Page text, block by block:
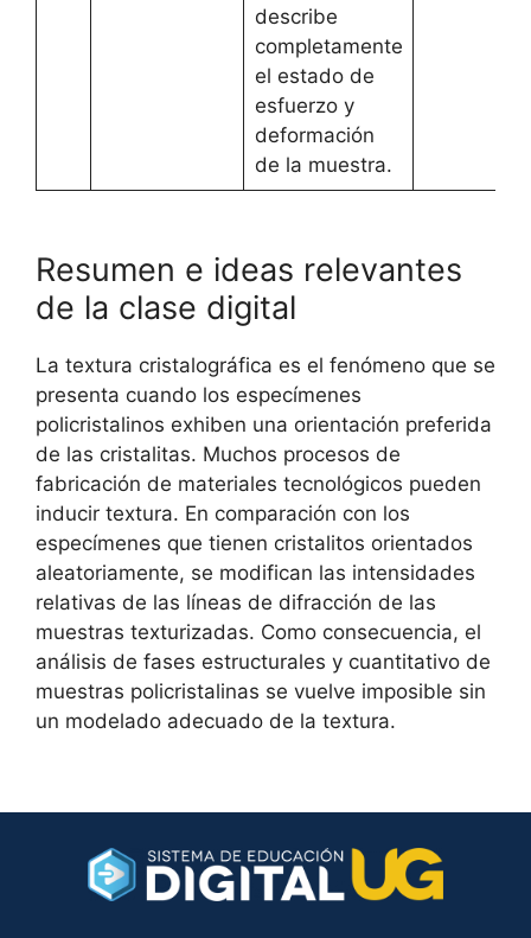
describe
completamente
el estado de
esfuerzo y
deformación
de la muestra.
Resumen e ideas relevantes
de la clase digital
La textura cristalográfica es el fenómeno que se
presenta cuando los especímenes
policristalinos exhiben una orientación preferida
de las cristalitas. Muchos procesos de
fabricación de materiales tecnológicos pueden
inducir textura. En comparación con los
especímenes que tienen cristalitos orientados
aleatoriamente, se modifican las intensidades
relativas de las líneas de difracción de las
muestras texturizadas. Como consecuencia, el
análisis de fases estructurales y cuantitativo de
muestras policristalinas se vuelve imposible sin
un modelado adecuado de la textura.